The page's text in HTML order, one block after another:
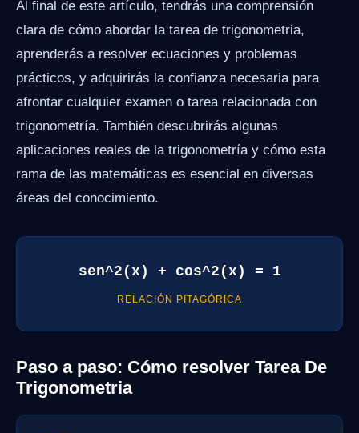
Al final de este artículo, tendrás una comprensión
clara de cómo abordar la tarea de trigonometria,
aprenderás a resolver ecuaciones y problemas
prácticos, y adquirirás la confianza necesaria para
afrontar cualquier examen o tarea relacionada con
trigonometría. También descubrirás algunas
aplicaciones reales de la trigonometría y cómo esta
rama de las matemáticas es esencial en diversas
áreas del conocimiento.
sen^2(x) + cos^2(x) = 1
RELACIÓN PITAGÓRICA
Paso a paso: Cómo resolver Tarea De
Trigonometria